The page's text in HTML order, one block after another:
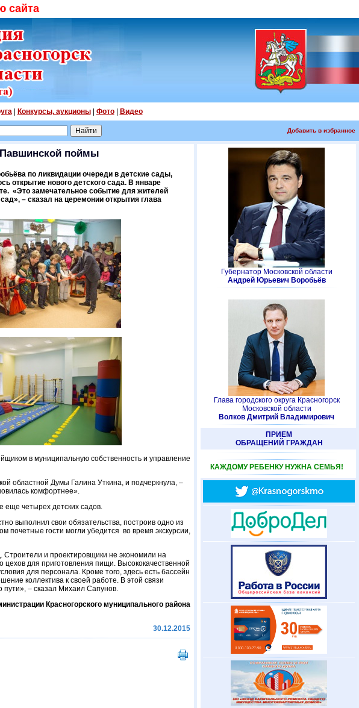
сайта
| Конкурсы, аукционы| Фото| Видео
Добавить в избранное
поймы
по ликвидации очереди в детские сады,
открытие нового детского сада. В январе
«Это замечательное событие для жителей
– сказал на церемонии открытия глава
в муниципальную собственность и управление
областной Думы Галина Уткина, и подчеркнула, –
комфортнее».
еще четырех детских садов.
выполнил свои обязательства, построив одно из
почетные гости могли убедится во время экскурсии,
и проектировщики не экономили на
для приготовления пищи. Высококачественной
для персонала. Кроме того, здесь есть бассейн
коллектива к своей работе. В этой связи
пути», – сказал Михаил Сапунов.
Красногорского муниципального района
30.12.2015
Губернатор Московской области
Андрей Юрьевич Воробьёв
Глава городского округа Красногорск
Московской области
Волков Дмитрий Владимирович
ПРИЕМ
ОБРАЩЕНИЙ ГРАЖДАН
КАЖДОМУ РЕБЕНКУ НУЖНА СЕМЬЯ!